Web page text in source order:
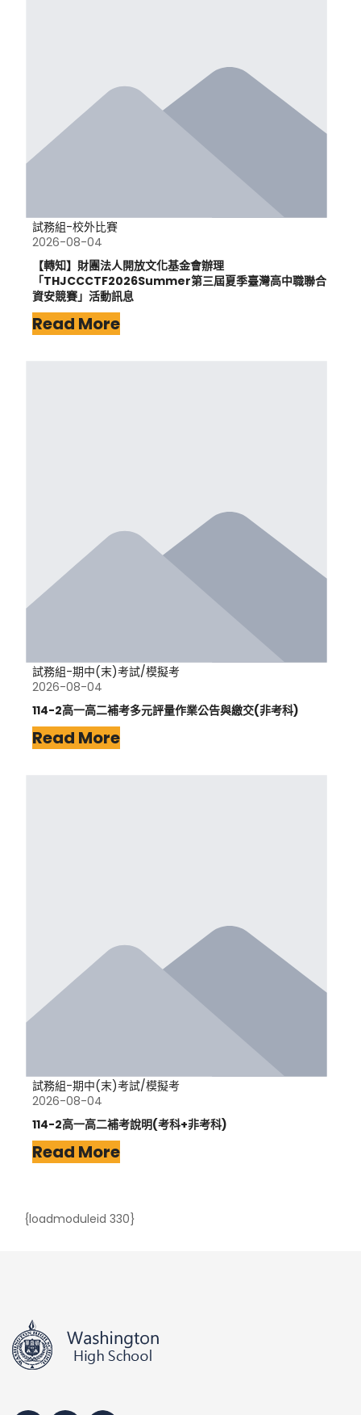
試務組-校外比賽
2026-08-04
【轉知】財團法人開放文化基金會辦理
「THJCCCTF2026Summer第三屆夏季臺灣高中職聯合
資安競賽」活動訊息
Read More
試務組-期中(末)考試/模擬考
2026-08-04
114-2高一高二補考多元評量作業公告與繳交(非考科)
Read More
試務組-期中(末)考試/模擬考
2026-08-04
114-2高一高二補考說明(考科+非考科)
Read More
{loadmoduleid 330}